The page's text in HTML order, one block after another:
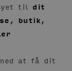
til dit
, butik,
at få dit